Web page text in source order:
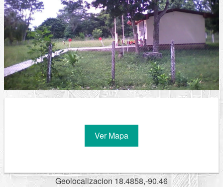
Ver Mapa
Geolocalizacion 18.4858,-90.46